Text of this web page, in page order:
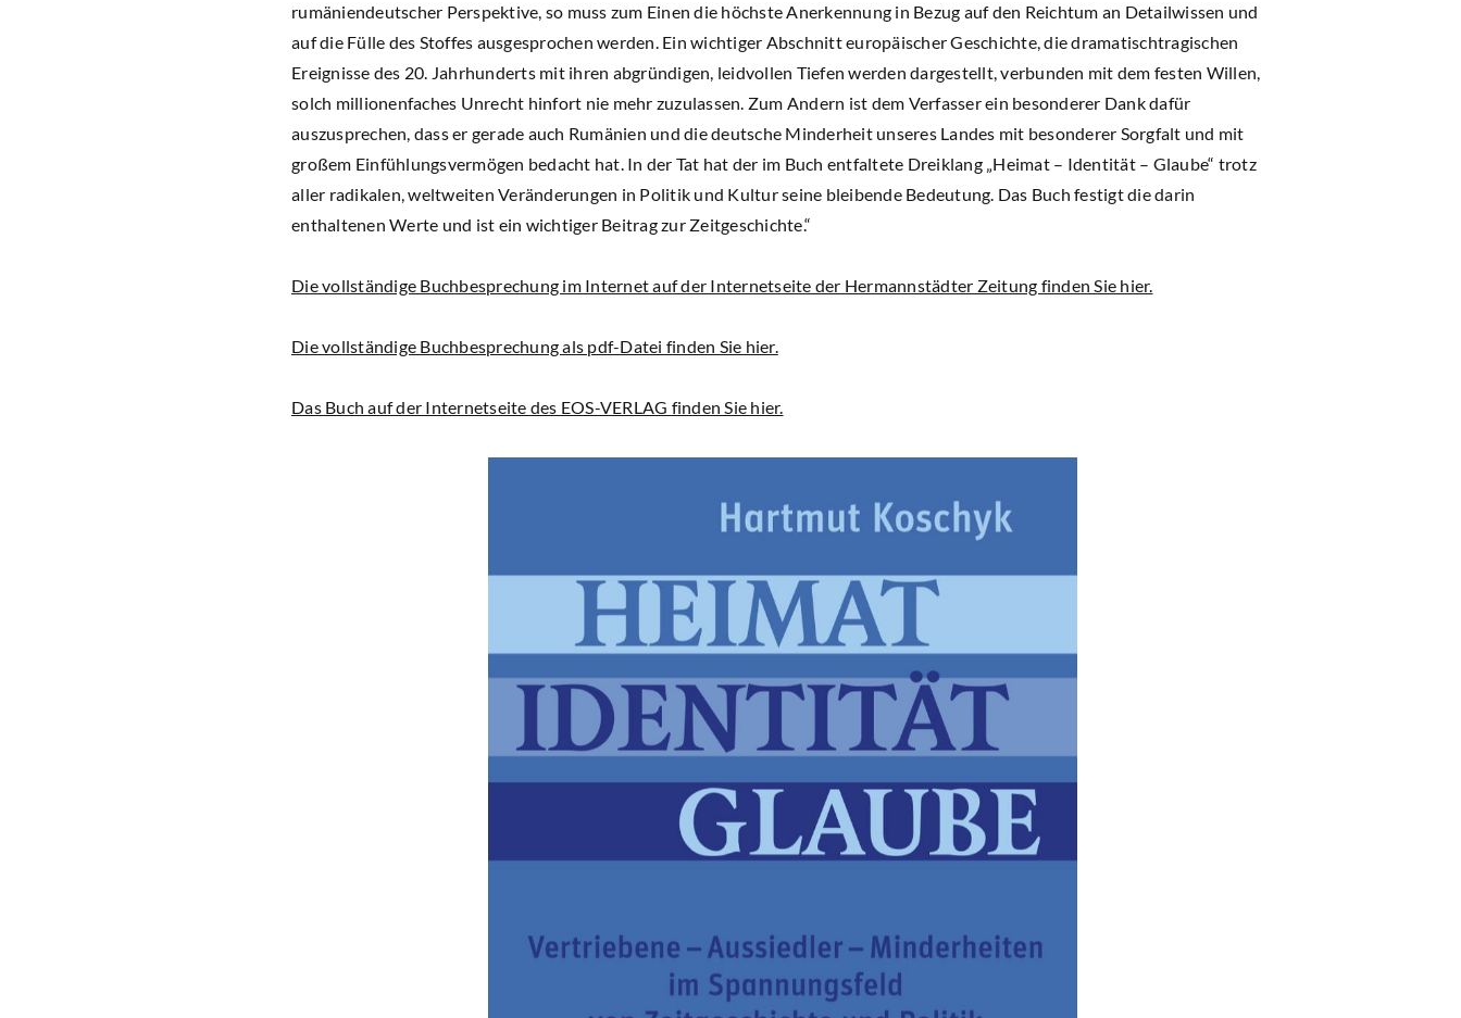
rumäniendeutscher Perspektive, so muss zum Einen die höchste Anerkennung in Bezug auf den Reichtum an Detailwissen und
auf die Fülle des Stoffes ausgesprochen werden. Ein wichtiger Abschnitt europäischer Geschichte, die dramatischtragischen
Ereignisse des 20. Jahrhunderts mit ihren abgründigen, leidvollen Tiefen werden dargestellt, verbunden mit dem festen Willen,
solch millionenfaches Unrecht hinfort nie mehr zuzulassen. Zum Andern ist dem Verfasser ein besonderer Dank dafür
auszusprechen, dass er gerade auch Rumänien und die deutsche Minderheit unseres Landes mit besonderer Sorgfalt und mit
großem Einfühlungsvermögen bedacht hat. In der Tat hat der im Buch entfaltete Dreiklang „Heimat – Identität – Glaube“ trotz
aller radikalen, weltweiten Veränderungen in Politik und Kultur seine bleibende Bedeutung. Das Buch festigt die darin
enthaltenen Werte und ist ein wichtiger Beitrag zur Zeitgeschichte.“
Die vollständige Buchbesprechung im Internet auf der Internetseite der Hermannstädter Zeitung finden Sie hier.
Die vollständige Buchbesprechung als pdf-Datei finden Sie hier.
Das Buch auf der Internetseite des EOS-VERLAG finden Sie hier.